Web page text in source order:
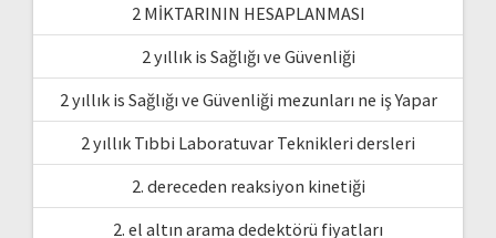
2 MİKTARININ HESAPLANMASI
2 yıllık is Sağlığı ve Güvenliği
2 yıllık is Sağlığı ve Güvenliği mezunları ne iş Yapar
2 yıllık Tıbbi Laboratuvar Teknikleri dersleri
2. dereceden reaksiyon kinetiği
2. el altın arama dedektörü fiyatları